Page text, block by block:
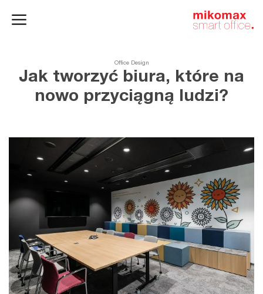
Office Design
Jak tworzyć biura, które na
nowo przyciągną ludzi?